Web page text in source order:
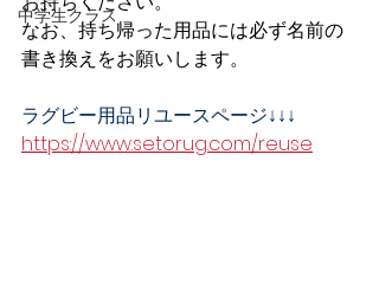
中学生クラス
なお、持ち帰った用品には必ず名前の
書き換えをお願いします。
ラグビー用品リユースページ↓↓↓
https://www.setorug.com/reuse